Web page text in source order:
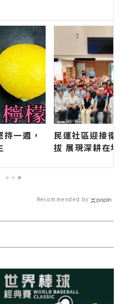
最新的在地資訊！
一週，
民運社區迎接衛
拔 展現深耕在
Recommended by